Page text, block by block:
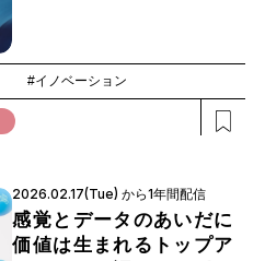
#イノベーション
2026.02.17(Tue) から1年間配信
感覚とデータのあいだに
価値は生まれるトップア